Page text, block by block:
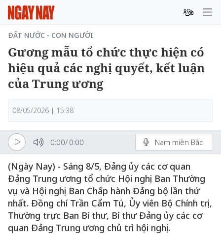
ĐẤT NƯỚC - CON NGƯỜI
Gương mẫu tổ chức thực hiện có
hiệu quả các nghị quyết, kết luận
của Trung ương
08/05/2026 | 15:38
0:00/ 0:00 Nam miền Bắc
(Ngày Nay) - Sáng 8/5, Đảng ủy các cơ quan
Đảng Trung ương tổ chức Hội nghị Ban Thường
vụ và Hội nghị Ban Chấp hành Đảng bộ lần thứ
nhất. Đồng chí Trần Cẩm Tú, Ủy viên Bộ Chính trị,
Thường trực Ban Bí thư, Bí thư Đảng ủy các cơ
quan Đảng Trung ương chủ trì hội nghị.